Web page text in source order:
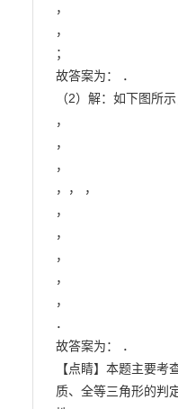
，
，
；
故答案为： ．
（2）解：如下图所
，
，
，
，， ，
，
，
，
，
，
．
故答案为： ．
【点睛】本题主要考
质、全等三角形的判